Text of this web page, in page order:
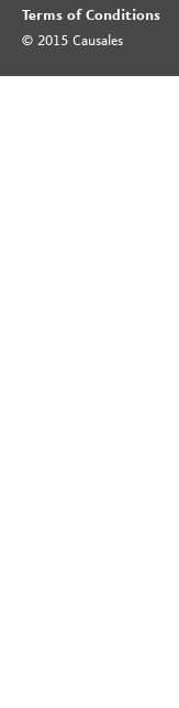
Terms of Conditions
© 2015 Causales